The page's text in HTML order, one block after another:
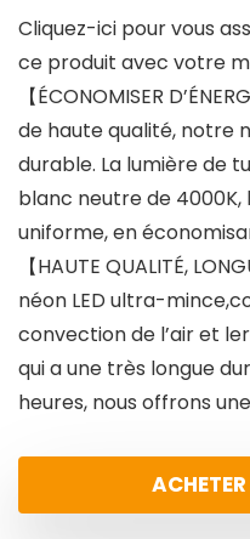
Cliquez-ici pour vous
ce produit avec votre
【ÉCONOMISER
de haute qualité, notre
durable. La lumière de
blanc neutre de 4000K,
uniforme, en
【HAUTE QUALITÉ,
néon LED ultra-
convection de l’air et
qui a une très longue
heures, nous offrons